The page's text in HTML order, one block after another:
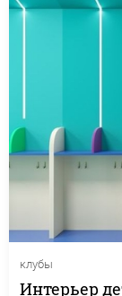
клубы
Интерьер